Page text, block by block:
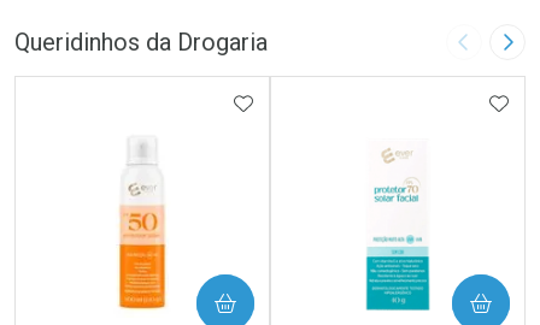
Queridinhos da Drogaria Imagem
ADICIONAR AOS FAVORITOS
COMPRAR COMPRAR